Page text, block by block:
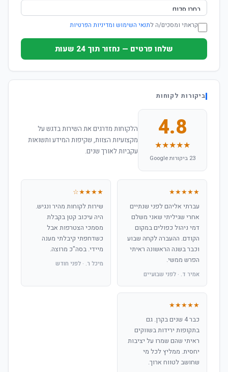
קראתי ומסכים/ה לתנאי השימוש ומדיניות הפרטיות
שלחו פרטים — נחזור תוך 24 שעות
ביקורות לקוחות
4.8
★★★★★
23 ביקורות Google
הלקוחות מדרגים את השירות בדגש על
מקצועיות הצוות, שקיפות המידע ותשואות
עקביות לאורך שנים.
★★★★★
עברתי אליהם לפני שנתיים
אחרי שגיליתי שאני משלם
דמי ניהול כפולים במקום
הקודם. ההעברה לקחה שבוע
וכבר בשנה הראשונה ראיתי
הפרש ממשי.
אמיר ד. · לפני שבועיים
★★★★☆
שירות לקוחות מהיר ונגיש.
היה עיכוב קטן בקבלת
מסמכי הצטרפות אבל
כשדחפתי קיבלתי מענה
מיידי. בסה"כ מרוצה.
מיכל ר. · לפני חודש
★★★★★
כבר 4 שנים בקרן. גם
בתקופות ירידות בשווקים
ראיתי שהם שמרו על יציבות
יחסית. ממליץ לכל מי
שחושב לטווח ארוך.